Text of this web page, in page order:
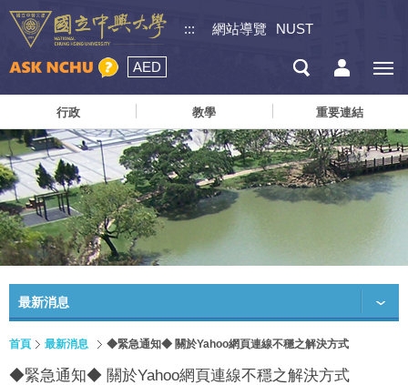
::: 網站導覽 NUST
AED
行政 教學 重要連結
最新消息
首頁 最新消息 ◆緊急通知◆ 關於Yahoo網頁連線不穩之解決方式
◆緊急通知◆ 關於Yahoo網頁連線不穩之解決方式